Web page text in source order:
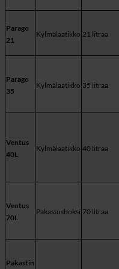
Parago
21
Kylmälaatikko 21 litraa
Parago
35
Kylmälaatikko 35 litraa
Ventus
40L
Kylmälaatikko 40 litraa
Ventus
70L
Pakastusboksi 70 litraa
Pakastin